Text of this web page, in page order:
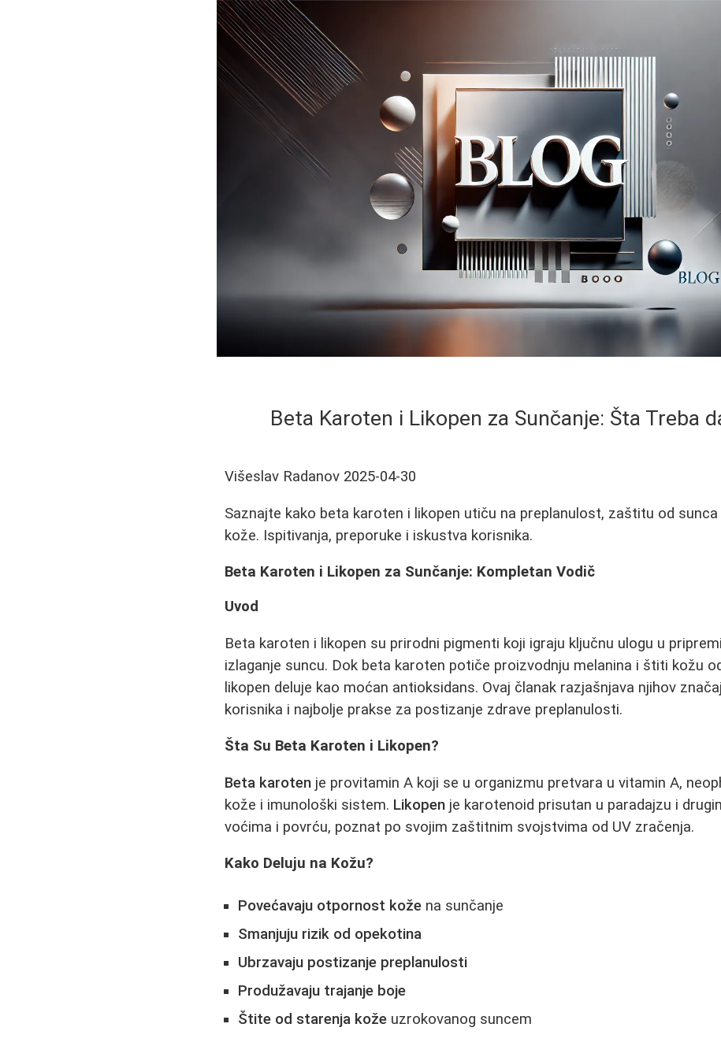
Beta Karoten i Likopen za Sunčanje: Šta Treba
Višeslav Radanov 2025-04-30
Saznajte kako beta karoten i likopen utiču na preplanulost, zaštitu od
kože. Ispitivanja, preporuke i iskustva korisnika.
Beta Karoten i Likopen za Sunčanje: Kompletan Vodič
Uvod
Beta karoten i likopen su prirodni pigmenti koji igraju ključnu ulogu u
izlaganje suncu. Dok beta karoten potiče proizvodnju melanina i štiti kožu
likopen deluje kao moćan antioksidans. Ovaj članak razjašnjava njihov
korisnika i najbolje prakse za postizanje zdrave preplanulosti.
Šta Su Beta Karoten i Likopen?
Beta karoten je provitamin A koji se u organizmu pretvara u vitamin A,
kože i imunološki sistem. Likopen je karotenoid prisutan u paradajzu i
voćima i povrću, poznat po svojim zaštitnim svojstvima od UV zračenja.
Kako Deluju na Kožu?
Povećavaju otpornost kože na sunčanje
Smanjuju rizik od opekotina
Ubrzavaju postizanje preplanulosti
Produžavaju trajanje boje
Štite od starenja kože uzrokovanog suncem